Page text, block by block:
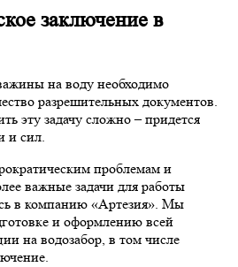
заключение в
на воду необходимо
разрешительных документов.
эту задачу сложно – придется
и сил.
проблемам и
важные задачи для работы
в компанию «Артезия». Мы
и оформлению всей
на водозабор, в том числе